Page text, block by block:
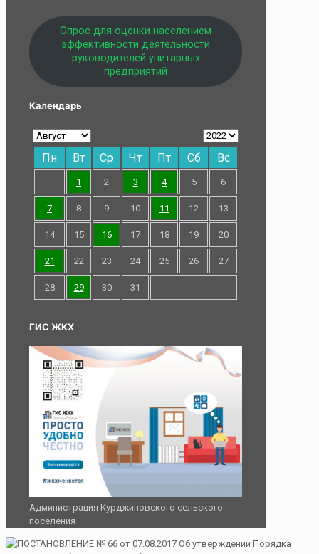
Опрос для оценки населением
эффективности деятельности
руководителей унитарных
предприятий
Календарь
Пн Вт Ср Чт Пт Сб Вс
1 2 3 4 5 6
7 8 9 10 11 12 13
14 15 16 17 18 19 20
21 22 23 24 25 26 27
28 29 30 31
ГИС ЖКХ
Администрация Курджиновского сельского
поселения